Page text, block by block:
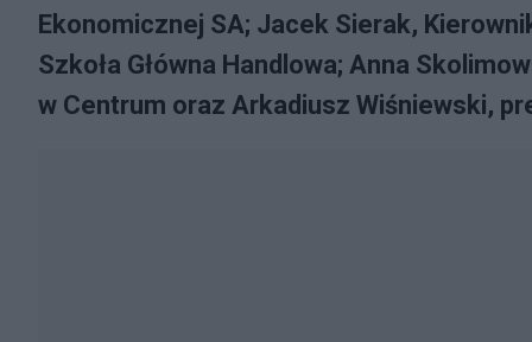
Ekonomicznej SA; Jacek Sierak,
Szkoła Główna Handlowa; Anna
w Centrum oraz Arkadiusz Wiśniewski,